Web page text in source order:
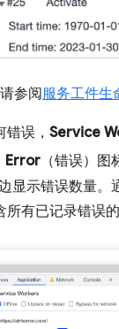
参阅服务工件生
误， Service
Error （错误）图
显示错误数量
所有已记录错误的